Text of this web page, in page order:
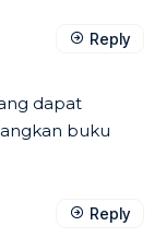
dapat
buku
Reply
Reply